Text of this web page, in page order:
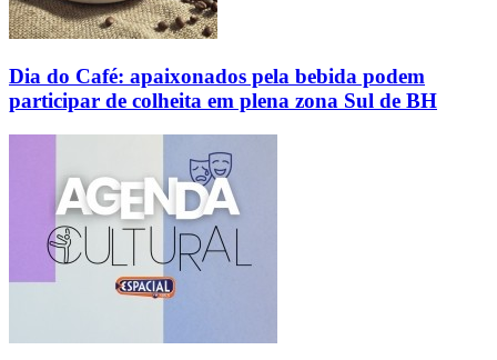
Dia do Café: apaixonados pela bebida podem
participar de colheita em plena zona Sul de BH